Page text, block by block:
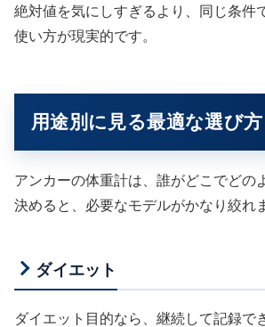
絶対値を気にしすぎるより、同じ条件
使い方が現実的です。
用途別に見る最適な選び方
アンカーの体重計は、誰がどこでどの
決めると、必要なモデルがかなり絞れ
ダイエット
ダイエット目的なら、継続して記録で